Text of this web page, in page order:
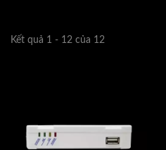
Kết quả 1 - 12 của 12